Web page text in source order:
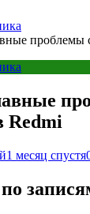
проблемы
Redmi
1 месяц спустя